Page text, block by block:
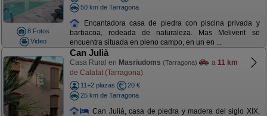
8 Fotos
Video
50 km de Tarragona
Encantadora casa de piedra con piscina privada y
barbacoa, rodeada de naturaleza. Mas Melivent se
encuentra situada en pleno campo, en un en ...
Can Julià
Casa Rural en Masriudoms (Tarragona) a 11 km
de Calafat (Tarragona)
11+2 plazas
20 €
25 km de Tarragona
Can Julià, casa de piedra y madera del siglo XIX,